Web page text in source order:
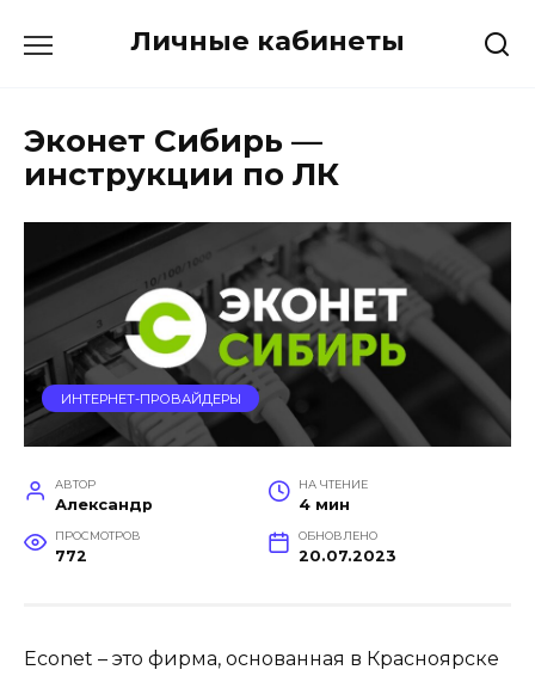
Личные кабинеты
Эконет Сибирь —
инструкции по ЛК
ИНТЕРНЕТ-ПРОВАЙДЕРЫ
АВТОР
Александр
НА ЧТЕНИЕ
4 мин
ПРОСМОТРОВ
772
ОБНОВЛЕНО
20.07.2023
Econet – это фирма, основанная в Красноярске